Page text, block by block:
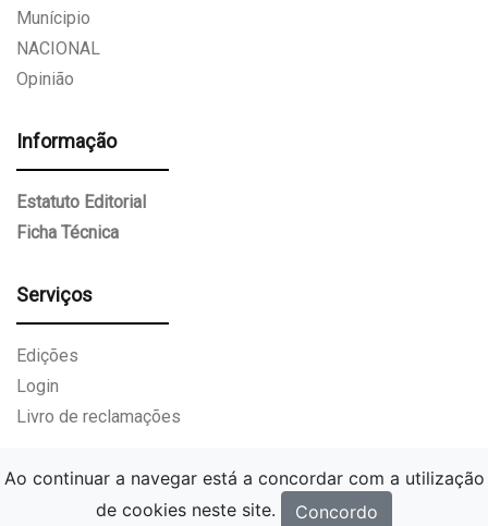
Munícipio
NACIONAL
Opinião
Informação
Estatuto Editorial
Ficha Técnica
Serviços
Edições
Login
Livro de reclamações
Gazeta Paços de Ferreira.Todos os direitos reservados.
Ao continuar a navegar está a concordar com a utilização
de cookies neste site.
Concordo